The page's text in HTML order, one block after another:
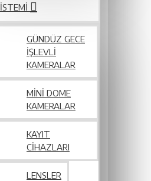
GÜNDÜZ GECE
İŞLEVLI
KAMERALAR
MINI DOME
KAMERALAR
KAYIT
CIHAZLARI
LENSLER